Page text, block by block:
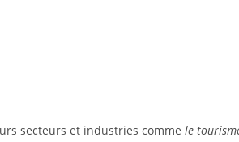
secteurs et industries comme le